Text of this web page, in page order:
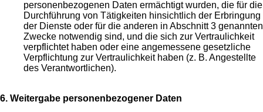
personenbezogenen Daten ermächtigt wurden, die für die
Durchführung von Tätigkeiten hinsichtlich der Erbringung
der Dienste oder für die anderen in Abschnitt 3 genannten
Zwecke notwendig sind, und die sich zur Vertraulichkeit
verpflichtet haben oder eine angemessene gesetzliche
Verpflichtung zur Vertraulichkeit haben (z. B. Angestellte
des Verantwortlichen).
6. Weitergabe personenbezogener Daten